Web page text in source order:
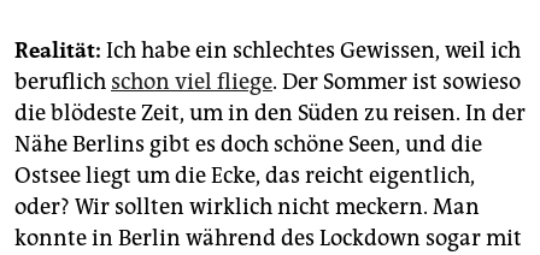
Realität: Ich habe ein schlechtes Gewissen, weil ich
beruflich schon viel fliege. Der Sommer ist sowieso
die blödeste Zeit, um in den Süden zu reisen. In der
Nähe Berlins gibt es doch schöne Seen, und die
Ostsee liegt um die Ecke, das reicht eigentlich,
oder? Wir sollten wirklich nicht meckern. Man
konnte in Berlin während des Lockdown sogar mit